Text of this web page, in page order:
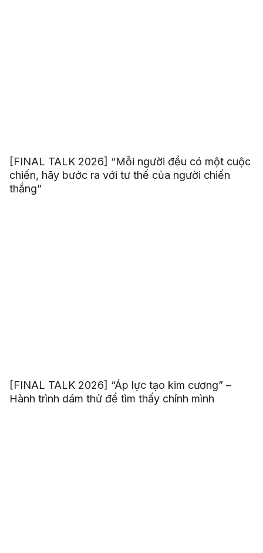
[FINAL TALK 2026] “Mỗi người đều có một cuộc
chiến, hãy bước ra với tư thế của người chiến
thắng”
[FINAL TALK 2026] “Áp lực tạo kim cương” –
Hành trình dám thử để tìm thấy chính mình